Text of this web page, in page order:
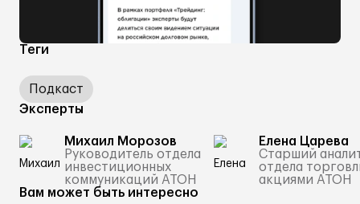
Теги
Подкаст
Эксперты
Михаил Морозов
Руководитель отдела
инвестиционных
коммуникаций АТОН
Елена Царева
Старший
отдела
акциями АТОН
Вам может быть интересно